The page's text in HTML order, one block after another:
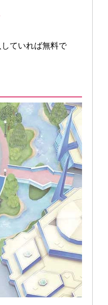
ていれば無料で